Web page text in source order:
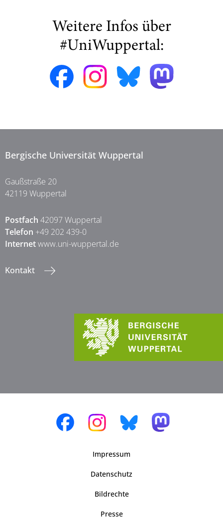
Weitere Infos über
#UniWuppertal:
Bergische Universität Wuppertal
Gaußstraße 20
42119 Wuppertal
Postfach 42097 Wuppertal
Telefon +49 202 439-0
Internetwww.uni-wuppertal.de
Kontakt
Impressum
Datenschutz
Bildrechte
Presse